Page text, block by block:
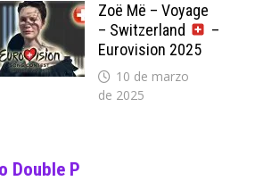
Zoë Më – Voyage
– Switzerland
–
Eurovision 2025
10 de marzo
de 2025
Double P